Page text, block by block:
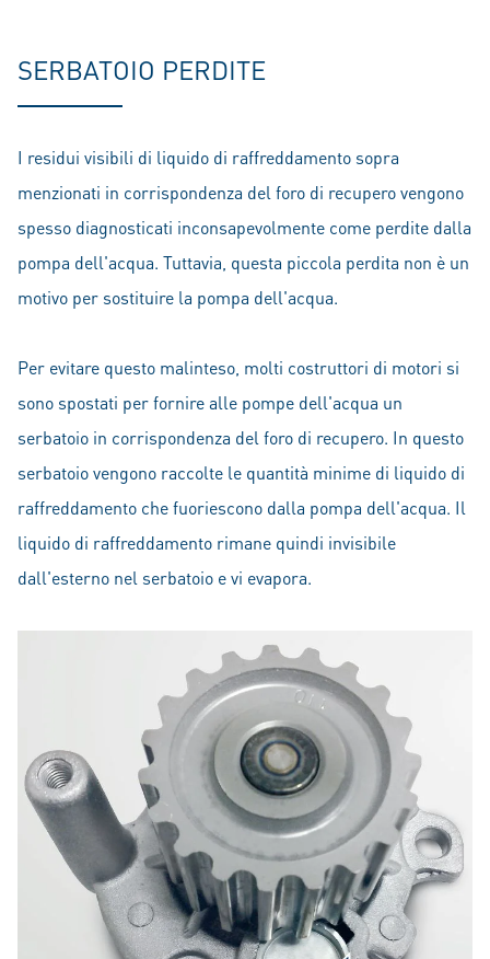
SERBATOIO PERDITE
I residui visibili di liquido di raffreddamento sopra
menzionati in corrispondenza del foro di recupero vengono
spesso diagnosticati inconsapevolmente come perdite dalla
pompa dell'acqua. Tuttavia, questa piccola perdita non è un
motivo per sostituire la pompa dell'acqua.
Per evitare questo malinteso, molti costruttori di motori si
sono spostati per fornire alle pompe dell'acqua un
serbatoio in corrispondenza del foro di recupero. In questo
serbatoio vengono raccolte le quantità minime di liquido di
raffreddamento che fuoriescono dalla pompa dell'acqua. Il
liquido di raffreddamento rimane quindi invisibile
dall'esterno nel serbatoio e vi evapora.